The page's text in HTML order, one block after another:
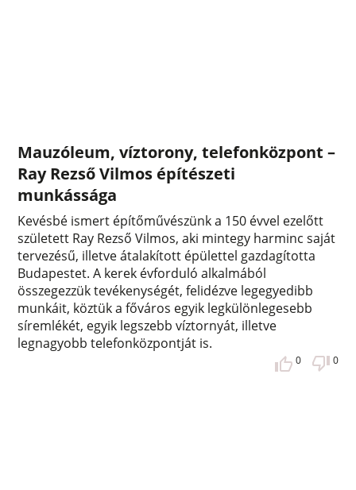
Mauzóleum, víztorony, telefonközpont –
Ray Rezső Vilmos építészeti
munkássága
Kevésbé ismert építőművészünk a 150 évvel ezelőtt
született Ray Rezső Vilmos, aki mintegy harminc saját
tervezésű, illetve átalakított épülettel gazdagította
Budapestet. A kerek évforduló alkalmából
összegezzük tevékenységét, felidézve legegyedibb
munkáit, köztük a főváros egyik legkülönlegesebb
síremlékét, egyik legszebb víztornyát, illetve
legnagyobb telefonközpontját is.
0 0